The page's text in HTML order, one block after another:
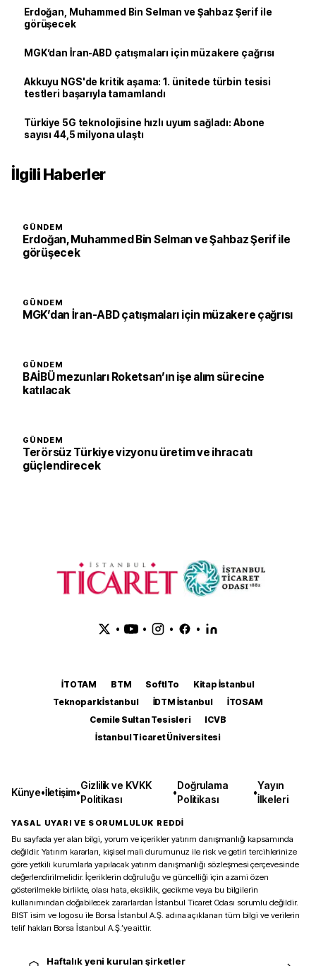
Erdoğan, Muhammed Bin Selman ve Şahbaz Şerif ile
görüşecek
MGK’dan İran-ABD çatışmaları için müzakere çağrısı
Akkuyu NGS'de kritik aşama: 1. ünitede türbin tesisi
testleri başarıyla tamamlandı
Türkiye 5G teknolojisine hızlı uyum sağladı: Abone
sayısı 44,5 milyona ulaştı
İlgili Haberler
GÜNDEM
Erdoğan, Muhammed Bin Selman ve Şahbaz Şerif ile
görüşecek
GÜNDEM
MGK’dan İran-ABD çatışmaları için müzakere çağrısı
GÜNDEM
BAİBÜ mezunları Roketsan’ın işe alım sürecine
katılacak
GÜNDEM
Terörsüz Türkiye vizyonu üretim ve ihracatı
güçlendirecek
• • • •
İTOTAM BTM SoftITo
Kitap İstanbul
Teknopark İstanbul
İDTM İstanbul
İTOSAM
Cemile Sultan Tesisleri
ICVB
İstanbul Ticaret Üniversitesi
Künye•İletişim•
Gizlilik ve KVKK
Politikası
•
Doğrulama
Politikası
•
Yayın
İlkeleri
YASAL UYARI VE SORUMLULUK REDDİ
Bu sayfada yer alan bilgi, yorum ve içerikler yatırım danışmanlığı kapsamında
değildir. Yatırım kararları, kişisel mali durumunuz ile risk ve getiri tercihlerinize
göre yetkili kurumlarla yapılacak yatırım danışmanlığı sözleşmesi çerçevesinde
değerlendirilmelidir. İçeriklerin doğruluğu ve güncelliği için azami özen
gösterilmekle birlikte, olası hata, eksiklik, gecikme veya bu bilgilerin
kullanımından doğabilecek zararlardan İstanbul Ticaret Odası sorumlu değildir.
BIST isim ve logosu ile Borsa İstanbul A.Ş. adına açıklanan tüm bilgi ve verilerin
telif hakları Borsa İstanbul A.Ş.’ye aittir.
Haftalık yeni kurulan şirketler